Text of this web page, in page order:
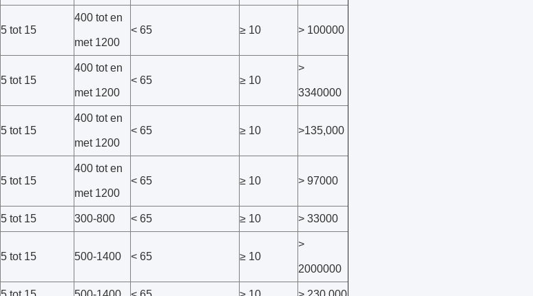
5 tot 15
400 tot en
met 1200
< 65 ≥ 10 > 100000
5 tot 15
400 tot en
met 1200
< 65 ≥ 10
>
3340000
5 tot 15
400 tot en
met 1200
< 65 ≥ 10 >135,000
5 tot 15
400 tot en
met 1200
< 65 ≥ 10 > 97000
5 tot 15 300-800 < 65 ≥ 10 > 33000
5 tot 15 500-1400 < 65 ≥ 10
>
2000000